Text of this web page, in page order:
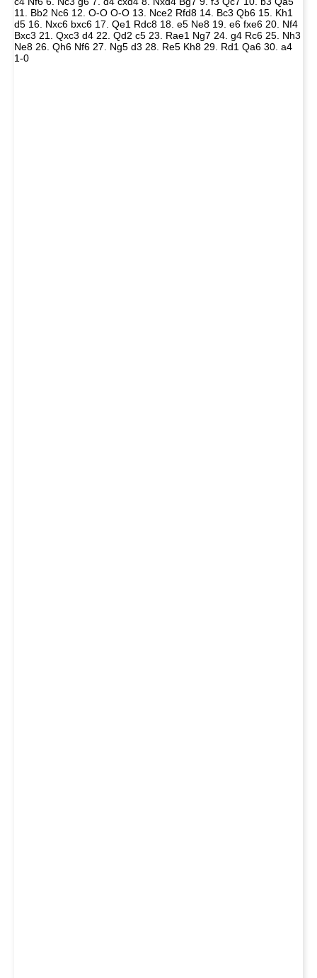
11. Bb2 Nc6 12. O-O O-O 13. Nce2 Rfd8 14. Bc3 Qb6 15. Kh1
d5 16. Nxc6 bxc6 17. Qe1 Rdc8 18. e5 Ne8 19. e6 fxe6 20. Nf4
Bxc3 21. Qxc3 d4 22. Qd2 c5 23. Rae1 Ng7 24. g4 Rc6 25. Nh3
Ne8 26. Qh6 Nf6 27. Ng5 d3 28. Re5 Kh8 29. Rd1 Qa6 30. a4
1-0